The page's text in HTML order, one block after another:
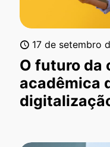
17 de setembro
O futuro da
acadêmica